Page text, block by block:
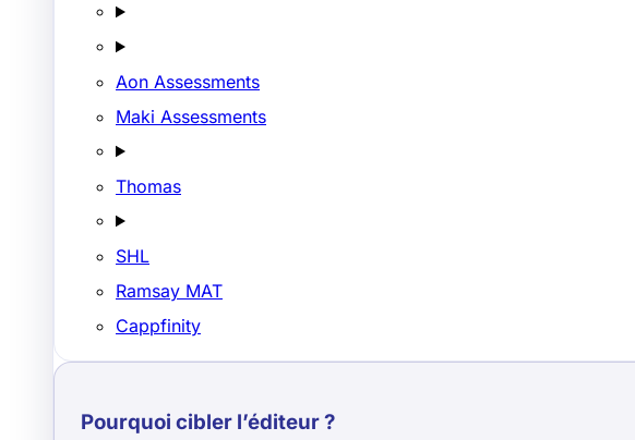
Aon Assessments
Maki Assessments
Thomas
SHL
Ramsay MAT
Cappfinity
Pourquoi cibler l’éditeur ?